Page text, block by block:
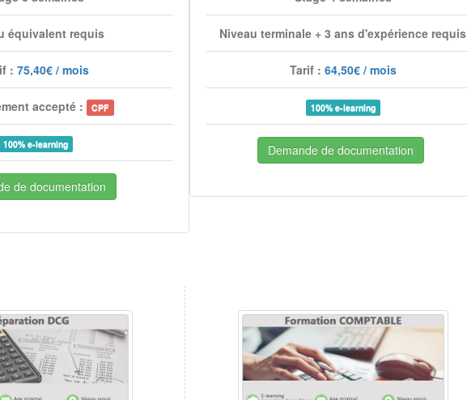
équivalent requis
: 75,40€ / mois
accepté : CPF
100% e-learning
de documentation
Niveau terminale + 3 ans d'expérience requis
Tarif : 64,50€ / mois
100% e-learning
Demande de documentation